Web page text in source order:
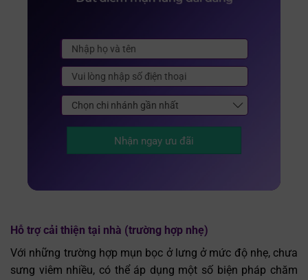
Nhận ngay ưu đãi
Hỗ trợ cải thiện tại nhà (trường hợp nhẹ)
Với những trường hợp mụn bọc ở lưng ở mức độ nhẹ, chưa
sưng viêm nhiều, có thể áp dụng một số biện pháp chăm